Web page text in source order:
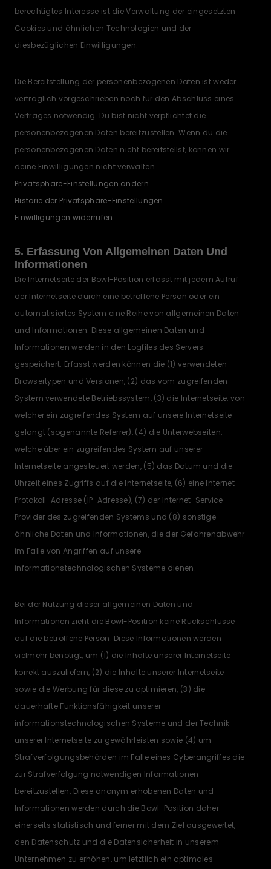
berechtigtes Interesse ist die Verwaltung der eingesetzten
Cookies und ähnlichen Technologien und der
diesbezüglichen Einwilligungen.
Die Bereitstellung der personenbezogenen Daten ist weder
vertraglich vorgeschrieben noch für den Abschluss eines
Vertrages notwendig. Du bist nicht verpflichtet die
personenbezogenen Daten bereitzustellen. Wenn du die
personenbezogenen Daten nicht bereitstellst, können wir
deine Einwilligungen nicht verwalten.
Privatsphäre-Einstellungen ändern
Historie der Privatsphäre-Einstellungen
Einwilligungen widerrufen
5. Erfassung Von Allgemeinen Daten Und
Informationen
Die Internetseite der Bowl-Position erfasst mit jedem Aufruf
der Internetseite durch eine betroffene Person oder ein
automatisiertes System eine Reihe von allgemeinen Daten
und Informationen. Diese allgemeinen Daten und
Informationen werden in den Logfiles des Servers
gespeichert. Erfasst werden können die (1) verwendeten
Browsertypen und Versionen, (2) das vom zugreifenden
System verwendete Betriebssystem, (3) die Internetseite, von
welcher ein zugreifendes System auf unsere Internetseite
gelangt (sogenannte Referrer), (4) die Unterwebseiten,
welche über ein zugreifendes System auf unserer
Internetseite angesteuert werden, (5) das Datum und die
Uhrzeit eines Zugriffs auf die Internetseite, (6) eine Internet-
Protokoll-Adresse (IP-Adresse), (7) der Internet-Service-
Provider des zugreifenden Systems und (8) sonstige
ähnliche Daten und Informationen, die der Gefahrenabwehr
im Falle von Angriffen auf unsere
informationstechnologischen Systeme dienen.
Bei der Nutzung dieser allgemeinen Daten und
Informationen zieht die Bowl-Position keine Rückschlüsse
auf die betroffene Person. Diese Informationen werden
vielmehr benötigt, um (1) die Inhalte unserer Internetseite
korrekt auszuliefern, (2) die Inhalte unserer Internetseite
sowie die Werbung für diese zu optimieren, (3) die
dauerhafte Funktionsfähigkeit unserer
informationstechnologischen Systeme und der Technik
unserer Internetseite zu gewährleisten sowie (4) um
Strafverfolgungsbehörden im Falle eines Cyberangriffes die
zur Strafverfolgung notwendigen Informationen
bereitzustellen. Diese anonym erhobenen Daten und
Informationen werden durch die Bowl-Position daher
einerseits statistisch und ferner mit dem Ziel ausgewertet,
den Datenschutz und die Datensicherheit in unserem
Unternehmen zu erhöhen, um letztlich ein optimales